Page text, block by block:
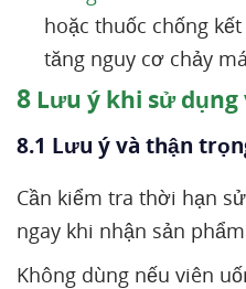
hoặc thuốc chống
tăng nguy cơ chảy
8 Lưu ý khi sử dụng
8.1 Lưu ý và thận
Cần kiểm tra thời hạn
ngay khi nhận sản
Không dùng nếu viên